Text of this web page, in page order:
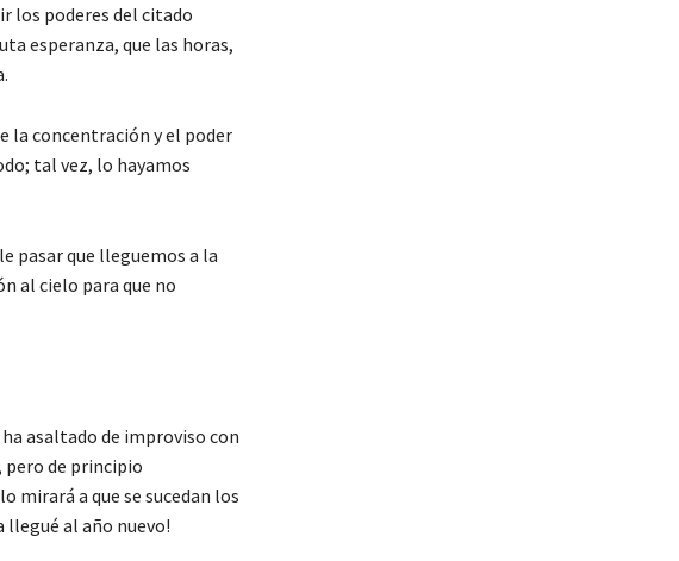
los poderes del citado
esperanza, que las horas,
la concentración y el poder
tal vez, lo hayamos
pasar que lleguemos a la
al cielo para que no
asaltado de improviso con
pero de principio
mirará a que se sucedan los
llegué al año nuevo!